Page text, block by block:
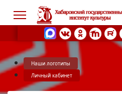
Наши логотипы
Личный кабинет